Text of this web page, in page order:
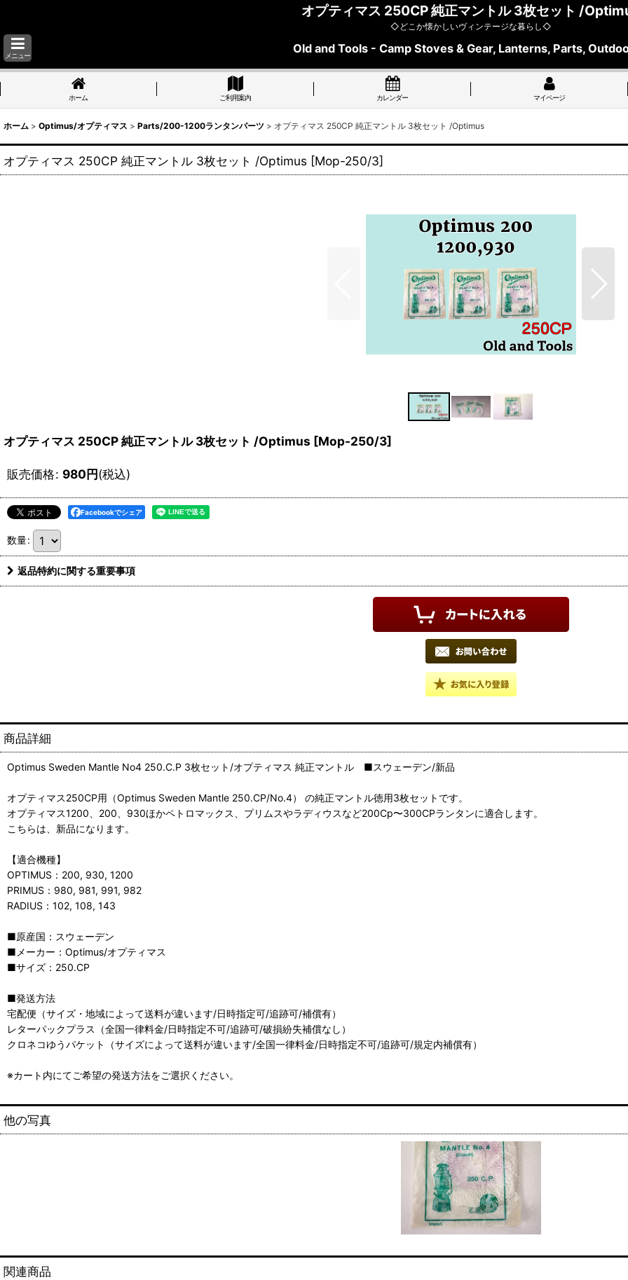
オプティマス 250CP 純正マントル 3枚セット /
◇どこか懐かしいヴィンテージな暮らし◇
メニュー
Old and Tools - Camp Stoves & Gear, Lanterns, Parts,
ホーム ご利用案内 カレンダー マイページ
ホーム > Optimus/オプティマス > Parts/200-1200ランタンパーツ > オプティマス 250CP 純正マントル 3枚セット /Optimus
オプティマス 250CP 純正マントル 3枚セット /Optimus [Mop-250/3]
オプティマス 250CP 純正マントル 3枚セット /Optimus [Mop-250/3]
販売価格: 980円(税込)
Facebookでシェア
数量:
返品特約に関する重要事項
商品詳細
Optimus Sweden Mantle No4 250.C.P 3枚セット/オプティマス 純正マントル ■スウェーデン/新品
オプティマス250CP用（Optimus Sweden Mantle 250.CP/No.4） の純正マントル徳用3枚セットです。
オプティマス1200、200、930ほかペトロマックス、プリムスやラディウスなど200Cp〜300CPランタンに適合します。
こちらは、新品になります。
【適合機種】
OPTIMUS：200, 930, 1200
PRIMUS：980, 981, 991, 982
RADIUS：102, 108, 143
■原産国：スウェーデン
■メーカー：Optimus/オプティマス
■サイズ：250.CP
■発送方法
宅配便（サイズ・地域によって送料が違います/日時指定可/追跡可/補償有）
レターパックプラス（全国一律料金/日時指定不可/追跡可/破損紛失補償なし）
クロネコゆうパケット（サイズによって送料が違います/全国一律料金/日時指定不可/追跡可/規定内補償有）
※カート内にてご希望の発送方法をご選択ください。
他の写真
関連商品